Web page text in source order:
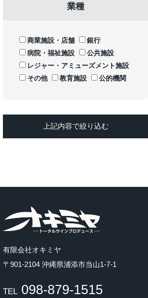
業種
商業施設・店舗
銀行
病院・福祉施設
公共施設
レジャー・アミューズメント施設
その他
教育施設 公的機関
上記内容で絞り込む
有限会社オキミヤ
〒901-2104 沖縄県浦添市当山1-7-1
TEL 098-879-1515